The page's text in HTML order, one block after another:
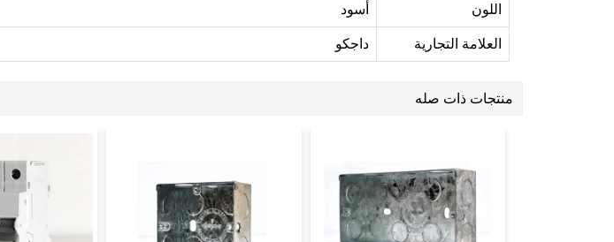
اللون أسود
العلامة التجارية داجكو
منتجات ذات صله